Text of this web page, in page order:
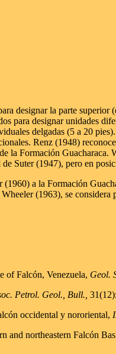
designar la parte
para designar unidades
delgadas (5 a 20
Renz (1948)
la Formación
Suter (1947), pero en
a la Formación
(1963), se
of Falcón, Venezuela, Geol.
Petrol. Geol., Bull.,
occidental y nororiental,
and northeastern Falcón